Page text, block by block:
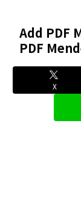
Add PDF
PDF
X